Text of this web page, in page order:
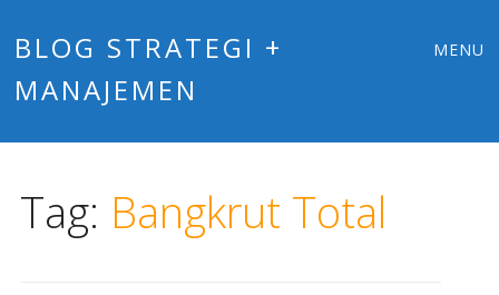
BLOG STRATEGI +
MANAJEMEN
MENU
Tag: Bangkrut Total